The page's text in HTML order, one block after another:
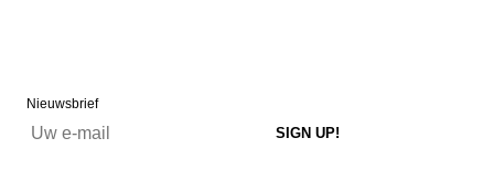
Nieuwsbrief